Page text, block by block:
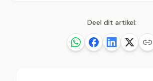
Deel dit artikel: